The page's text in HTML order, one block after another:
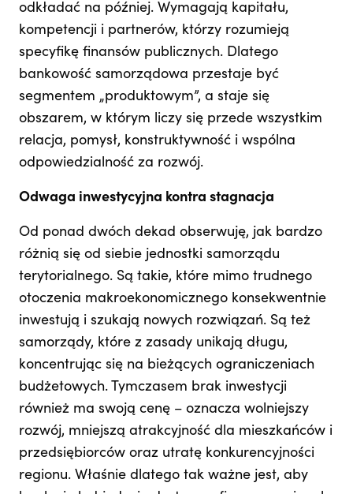
odkładać na później. Wymagają kapitału,
kompetencji i partnerów, którzy rozumieją
specyfikę finansów publicznych. Dlatego
bankowość samorządowa przestaje być
segmentem „produktowym”, a staje się
obszarem, w którym liczy się przede wszystkim
relacja, pomysł, konstruktywność i wspólna
odpowiedzialność za rozwój.
Odwaga inwestycyjna kontra stagnacja
Od ponad dwóch dekad obserwuję, jak bardzo
różnią się od siebie jednostki samorządu
terytorialnego. Są takie, które mimo trudnego
otoczenia makroekonomicznego konsekwentnie
inwestują i szukają nowych rozwiązań. Są też
samorządy, które z zasady unikają długu,
koncentrując się na bieżących ograniczeniach
budżetowych. Tymczasem brak inwestycji
również ma swoją cenę – oznacza wolniejszy
rozwój, mniejszą atrakcyjność dla mieszkańców i
przedsiębiorców oraz utratę konkurencyjności
regionu. Właśnie dlatego tak ważne jest, aby